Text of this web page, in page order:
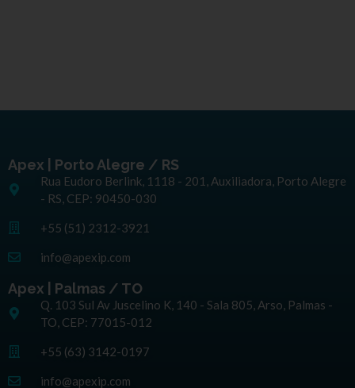
Apex | Porto Alegre / RS
Rua Eudoro Berlink, 1118 - 201, Auxiliadora, Porto Alegre
- RS, CEP: 90450-030
+55 (51) 2312-3921
info@apexip.com
Apex | Palmas / TO
Q. 103 Sul Av Juscelino K, 140 - Sala 805, Arso, Palmas -
TO, CEP: 77015-012
+55 (63) 3142-0197
info@apexip.com